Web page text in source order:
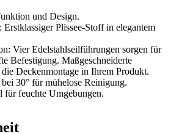
und Design.
Plissee-Stoff in elegantem
Vier Edelstahlseilführungen sorgen für
Befestigung. Maßgeschneiderte
Deckenmontage in Ihrem Produkt.
30° für mühelose Reinigung.
für feuchte Umgebungen.